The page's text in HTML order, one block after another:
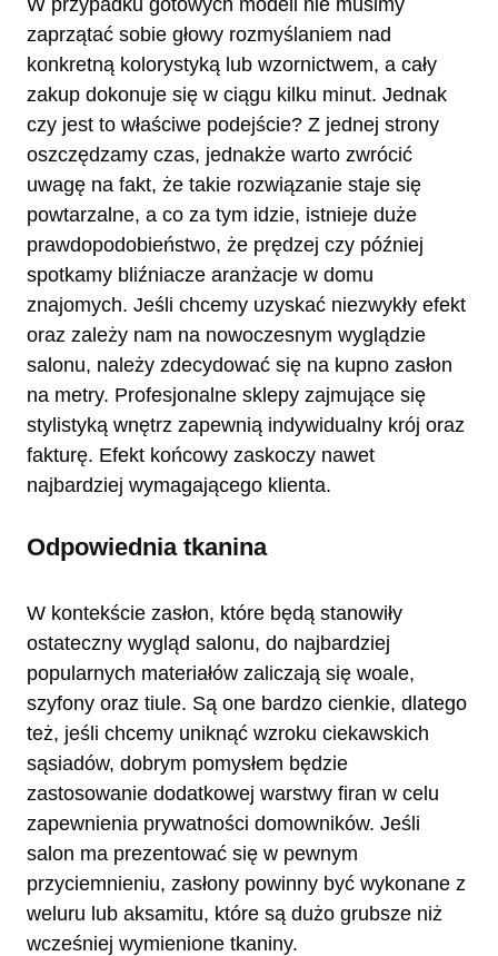
zaprzątać sobie głowy rozmyślaniem nad
konkretną kolorystyką lub wzornictwem, a cały
zakup dokonuje się w ciągu kilku minut. Jednak
czy jest to właściwe podejście? Z jednej strony
oszczędzamy czas, jednakże warto zwrócić
uwagę na fakt, że takie rozwiązanie staje się
powtarzalne, a co za tym idzie, istnieje duże
prawdopodobieństwo, że prędzej czy później
spotkamy bliźniacze aranżacje w domu
znajomych. Jeśli chcemy uzyskać niezwykły efekt
oraz zależy nam na nowoczesnym wyglądzie
salonu, należy zdecydować się na kupno zasłon
na metry. Profesjonalne sklepy zajmujące się
stylistyką wnętrz zapewnią indywidualny krój oraz
fakturę. Efekt końcowy zaskoczy nawet
najbardziej wymagającego klienta.
Odpowiednia tkanina
W kontekście zasłon, które będą stanowiły
ostateczny wygląd salonu, do najbardziej
popularnych materiałów zaliczają się woale,
szyfony oraz tiule. Są one bardzo cienkie, dlatego
też, jeśli chcemy uniknąć wzroku ciekawskich
sąsiadów, dobrym pomysłem będzie
zastosowanie dodatkowej warstwy firan w celu
zapewnienia prywatności domowników. Jeśli
salon ma prezentować się w pewnym
przyciemnieniu, zasłony powinny być wykonane z
weluru lub aksamitu, które są dużo grubsze niż
wcześniej wymienione tkaniny.